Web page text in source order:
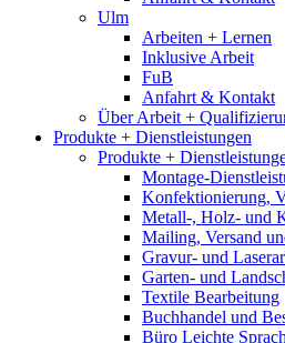
Ulm
Arbeiten + Lernen
Inklusive Arbeit
FuB
Anfahrt & Kontakt
Über Arbeit +
Produkte + Dienstleistungen
Produkte +
Montage-
Konfektionierung,
Metall-, Holz- und
Mailing, Versand
Gravur- und
Garten- und
Textile Bearbeitung
Buchhandel und
Büro Leichte